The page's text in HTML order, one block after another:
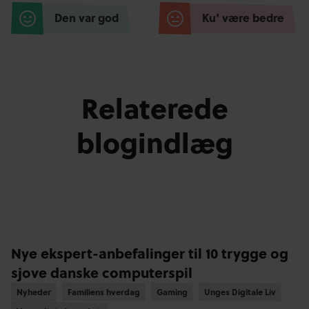
Den var god Ku’ være bedre
Relaterede
blogindlæg
Nye ekspert-anbefalinger til 10 trygge og
sjove danske computerspil
Nyheder
Nyheder Familiens hverdag
Familiens hverdag Gaming
Gaming Unges Digitale Liv
Unges Digitale Liv